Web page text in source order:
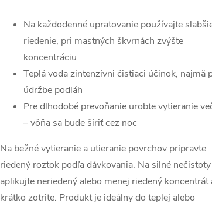
Na každodenné upratovanie používajte
riedenie, pri mastných škvrnách zvýšte
koncentráciu
Teplá voda zintenzívni čistiaci účinok, najmä
údržbe podláh
Pre dlhodobé prevoňanie urobte vytieranie
– vôňa sa bude šíriť cez noc
Na bežné vytieranie a utieranie povrchov pripravte
riedený roztok podľa dávkovania. Na silné nečistoty
aplikujte neriedený alebo menej riedený koncentrát
krátko zotrite. Produkt je ideálny do teplej alebo